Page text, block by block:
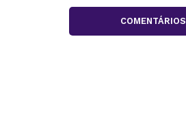
COMENTÁRIOS